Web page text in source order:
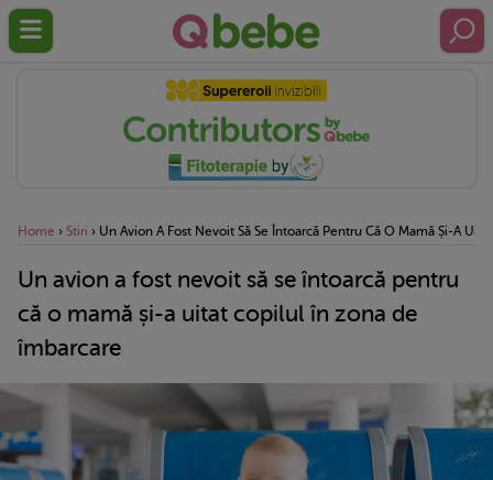
Home › Stiri › Un Avion A Fost Nevoit Să Se Întoarcă Pentru Că O Mamă Și-A
Un avion a fost nevoit să se întoarcă pentru
că o mamă și-a uitat copilul în zona de
îmbarcare